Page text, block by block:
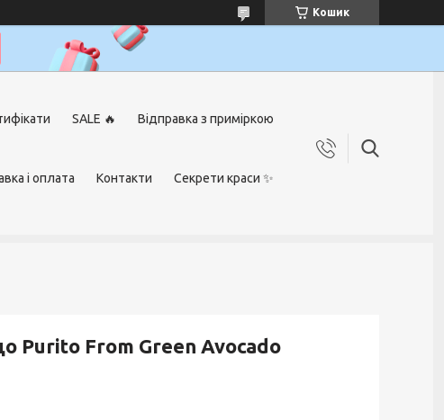
Кошик
SALE 🔥 Відправка з приміркою
і оплата Контакти Секрети краси ✨
Purito From Green Avocado